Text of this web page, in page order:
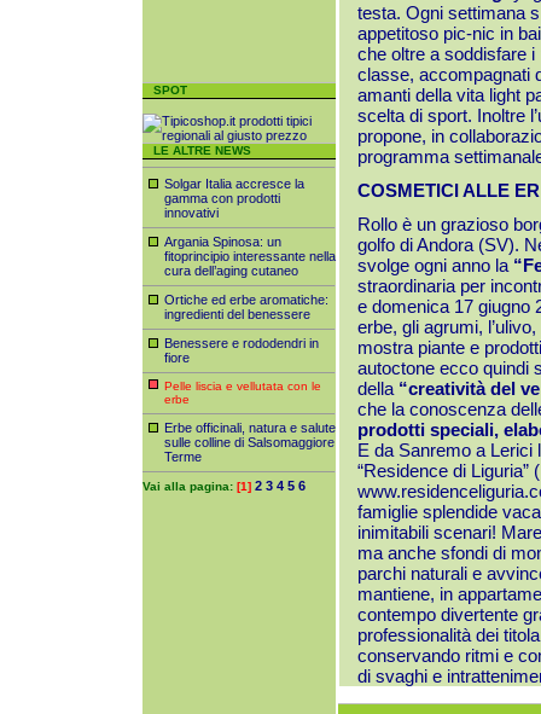
SPOT
LE ALTRE NEWS
Solgar Italia accresce la
gamma con prodotti
innovativi
Argania Spinosa: un
fitoprincipio interessante nella
cura dell’aging cutaneo
Ortiche ed erbe aromatiche:
ingredienti del benessere
Benessere e rododendri in
fiore
Pelle liscia e vellutata con le
erbe
Erbe officinali, natura e salute
sulle colline di Salsomaggiore
Terme
Vai alla pagina: [1] 2 3 4 5 6
testa. Ogni settimana
appetitoso pic-nic in
che oltre a soddisfare i
classe, accompagnati
amanti della vita light
scelta di sport. Inoltre
propone, in
programma
COSMETICI ALLE
Rollo è un grazioso
golfo di Andora (SV).
svolge ogni anno la
straordinaria per
e domenica 17 giugno
erbe, gli agrumi,
mostra piante e
autoctone ecco quindi
della “creatività del
che la conoscenza
prodotti speciali,
E da Sanremo a Lerici
“Residence di Liguria”
famiglie splendide
inimitabili scenari!
ma anche sfondi di
parchi naturali e
mantiene, in
contempo divertente
professionalità dei
conservando ritmi e
di svaghi e